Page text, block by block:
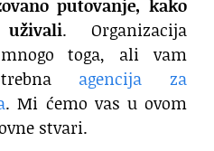
putovanje, kako
. Organizacija
toga, ali vam
agencija za
. Mi ćemo vas u ovom
stvari.